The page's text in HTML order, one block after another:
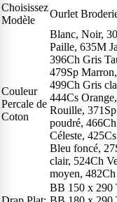
Choisissez
Modèle
Ourlet
Couleur
Percale de
Coton
Blanc, Noir,
Paille, 635M
396Ch Gris
479Sp
499Ch Gris
444Cs
Rouille,
poudré,
Céleste,
Bleu foncé,
clair, 524Ch
moyen,
BB 150 x 290